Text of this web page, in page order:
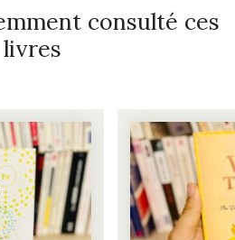
consulté ces
livres